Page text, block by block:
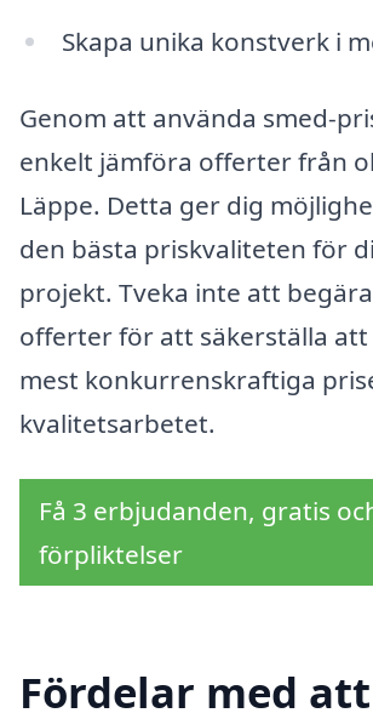
Skapa unika konstverk i
Genom att använda smed-
enkelt jämföra offerter från
Läppe. Detta ger dig
den bästa priskvaliteten för
projekt. Tveka inte att
offerter för att säkerställa
mest konkurrenskraftiga
kvalitetsarbetet.
Få 3 erbjudanden, gratis
förpliktelser
Fördelar med